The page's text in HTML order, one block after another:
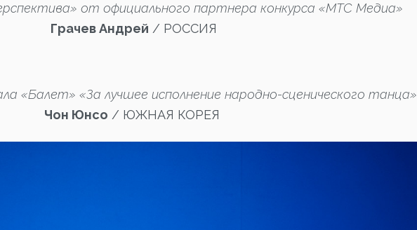
от официального партнера конкурса «МТС Медиа»
Грачев Андрей / РОССИЯ
«Балет» «За лучшее исполнение народно-сценического танца»
Чон Юнсо / ЮЖНАЯ КОРЕЯ